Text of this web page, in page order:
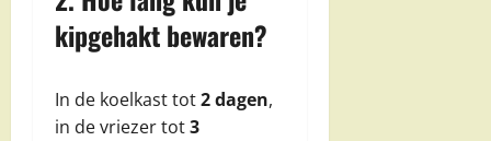
kipgehakt bewaren?
In de koelkast tot2 dagen,
in de vriezer tot3